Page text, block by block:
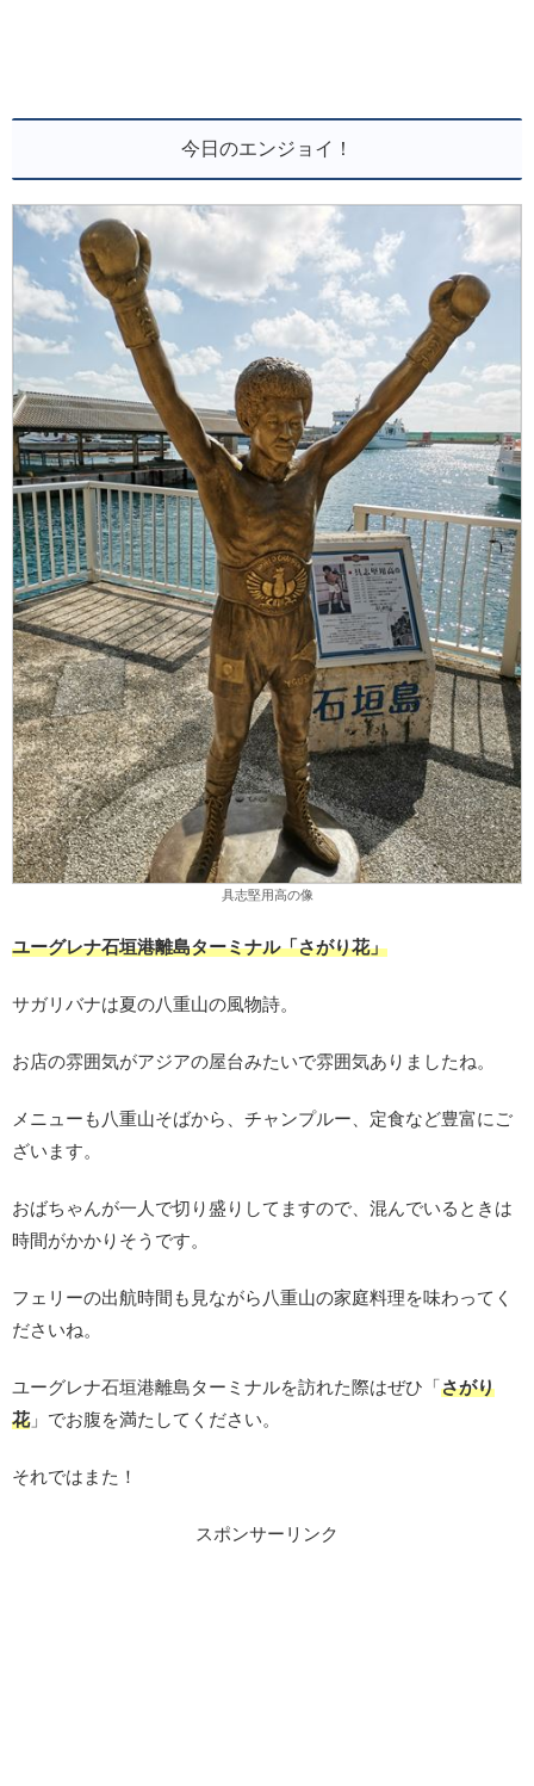
今日のエンジョイ！
具志堅用高の像
ユーグレナ石垣港離島ターミナル「さがり花」
サガリバナは夏の八重山の風物詩。
お店の雰囲気がアジアの屋台みたいで雰囲気ありましたね。
メニューも八重山そばから、チャンプルー、定食など豊富にご
ざいます。
おばちゃんが一人で切り盛りしてますので、混んでいるときは
時間がかかりそうです。
フェリーの出航時間も見ながら八重山の家庭料理を味わってく
ださいね。
ユーグレナ石垣港離島ターミナルを訪れた際はぜひ「さがり
花」でお腹を満たしてください。
それではまた！
スポンサーリンク